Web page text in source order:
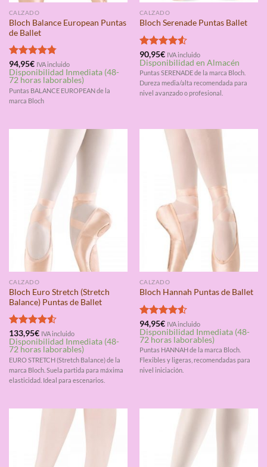
CALZADO
Bloch Balance European Puntas
de Ballet
Valorado
con4.75
de 5
94,95€ IVA incluido
Disponibilidad Inmediata (48-
72 horas laborables)
Puntas BALANCE EUROPEAN de la
marca Bloch
CALZADO
Bloch Serenade Puntas Ballet
Valorado
con4.50
de 5
90,95€ IVA incluido
Disponibilidad en Almacén
Puntas SERENADE de la marca Bloch.
Dureza media/alta recomendada para
nivel avanzado o profesional.
CALZADO
Bloch Euro Stretch (Stretch
Balance) Puntas de Ballet
Valorado
con4.50
de 5
133,95€ IVA incluido
Disponibilidad Inmediata (48-
72 horas laborables)
EURO STRETCH (Stretch Balance) de la
marca Bloch. Suela partida para máxima
elasticidad. Ideal para escenarios.
CALZADO
Bloch Hannah Puntas de Ballet
Valorado
con4.50
de 5
94,95€ IVA incluido
Disponibilidad Inmediata (48-
72 horas laborables)
Puntas HANNAH de la marca Bloch.
Flexibles y ligeras, recomendadas para
nivel iniciación.